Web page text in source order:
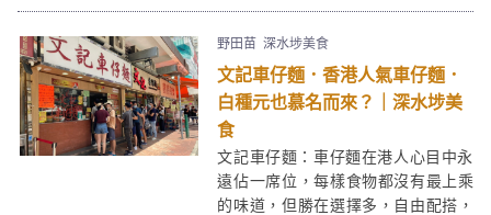
以最後決定點了魷魚肉餅煲仔飯、臘
味排骨煲仔飯，雖然價錢不算親民，
但地道風味搭夠！
野田苗 深水埗美食
文記車仔麵．香港人氣車仔麵．
白種元也慕名而來？｜深水埗美
食
文記車仔麵：車仔麵在港人心目中永
遠佔一席位，每樣食物都沒有最上乘
的味道，但勝在選擇多，自由配搭，